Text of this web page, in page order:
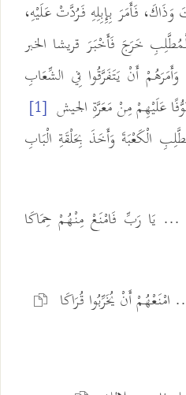
فَأَمَرَ بِإِبِلِهِ فَرُدَّتْ عَلَيْهِ،
خَرَجَ فَأَخْبَرَ قريشا الخبر
أَنْ يَتَفَرَّقُوا فِي الشِّعَابِ
عَلَيْهِمْ مِنْ مَعَرَّةِ الجيش [1]
الْكَعْبَةَ وَأَخَذَ بِحَلْقَةِ الْبَابِ
يَا رَبِّ فَامْنَعْ مِنْهُمْ حِمَاكَا
أَنْ يُخَرِّبُوا قُرَاكَا